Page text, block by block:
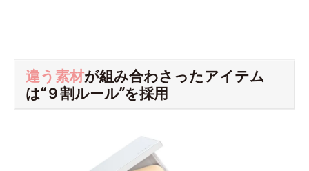
違う素材が組み合わさったアイテム
は“９割ルール”を採用